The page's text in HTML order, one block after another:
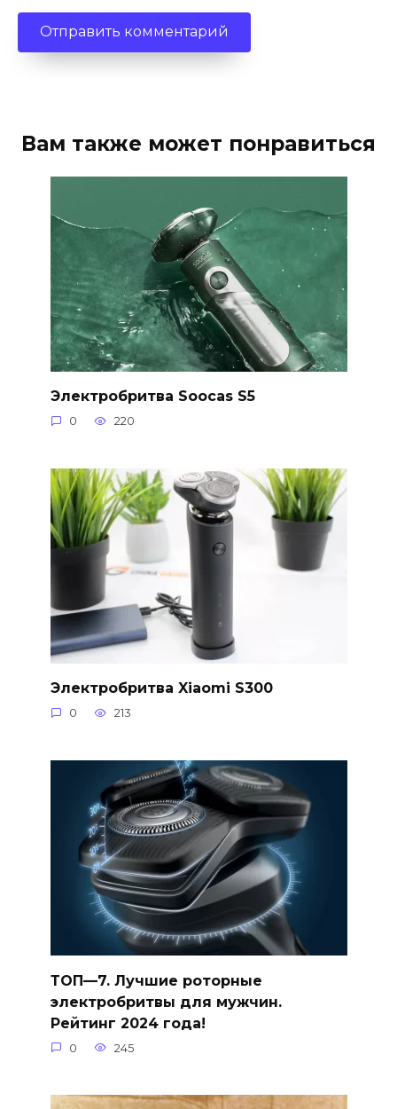
Вам также может понравиться
Электробритва Soocas S5
0 220
Электробритва Xiaomi S300
0 213
ТОП—7. Лучшие роторные
электробритвы для мужчин.
Рейтинг 2024 года!
0 245